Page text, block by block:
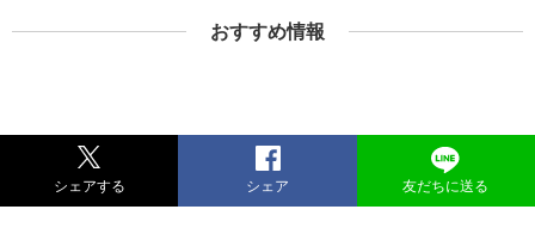
おすすめ情報
シェアする シェア 友だちに送る